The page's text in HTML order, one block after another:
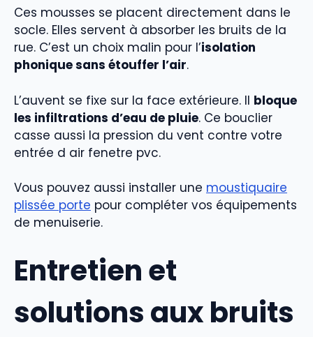
Ces mousses se placent directement dans le
socle. Elles servent à absorber les bruits de la
rue. C’est un choix malin pour l’isolation
phonique sans étouffer l’air.
L’auvent se fixe sur la face extérieure. Il bloque
les infiltrations d’eau de pluie. Ce bouclier
casse aussi la pression du vent contre votre
entrée d air fenetre pvc.
Vous pouvez aussi installer une moustiquaire
plissée porte pour compléter vos équipements
de menuiserie.
Entretien et
solutions aux bruits